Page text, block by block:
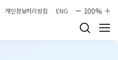
개인정보처리방침 ENG 100%